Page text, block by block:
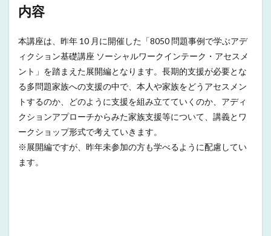
内容
本講座は、昨年 10 月に開催した「8050 問題事例で学ぶアデ
ィクション基礎講座 ソーシャルワークインテーク・アセスメ
ント」を踏まえた展開編となります。長期的支援が必要とな
る多問題家族への支援の中で、本人や家族をどうアセスメン
トするのか、どのように支援を組み立てていくのか、アディ
クションアプローチからみた家族支援等について、講義とワ
ークショップ形式で考えていきます。
※展開編ですが、昨年未参加の方も学べるように配慮してい
ます。